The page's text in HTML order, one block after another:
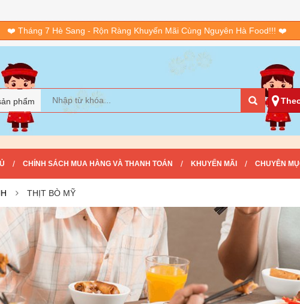
❤️ Tháng 7 Hè Sang - Rộn Ràng Khuyến Mãi Cùng Nguyên Hà Food!!! ❤️
phẩm
/ CHÍNH SÁCH MUA HÀNG VÀ THANH TOÁN / KHUYẾN MÃI / CHUYÊN
THỊT BÒ MỸ